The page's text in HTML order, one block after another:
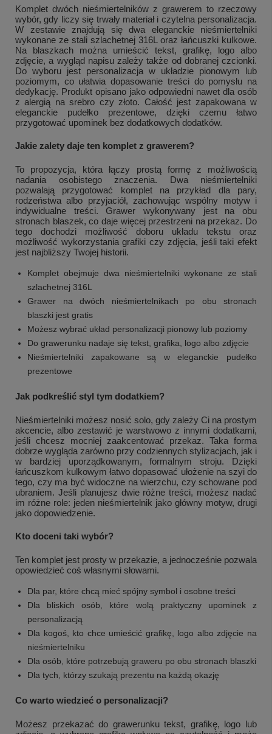
Komplet dwóch nieśmiertelników z grawerem to rzeczowy
wybór, gdy liczy się trwały materiał i czytelna personalizacja.
W zestawie znajdują się dwa eleganckie nieśmiertelniki
wykonane ze stali szlachetnej 316L oraz łańcuszki kulkowe.
Na blaszkach można umieścić tekst, grafikę, logo albo
zdjęcie, a wygląd napisu zależy także od dobranej czcionki.
Do wyboru jest personalizacja w układzie pionowym lub
poziomym, co ułatwia dopasowanie treści do pomysłu na
dedykację. Produkt opisano jako odpowiedni nawet dla osób
z alergią na srebro czy złoto. Całość jest zapakowana w
eleganckie pudełko prezentowe, dzięki czemu łatwo
przygotować upominek bez dodatkowych dodatków.
Jakie zalety daje ten komplet z grawerem?
To propozycja, która łączy prostą formę z możliwością
nadania osobistego znaczenia. Dwa nieśmiertelniki
pozwalają przygotować komplet na przykład dla pary,
rodzeństwa albo przyjaciół, zachowując wspólny motyw i
indywidualne treści. Grawer wykonywany jest na obu
stronach blaszek, co daje więcej przestrzeni na przekaz. Do
tego dochodzi możliwość doboru układu tekstu oraz
możliwość wykorzystania grafiki czy zdjęcia, jeśli taki efekt
jest najbliższy Twojej historii.
Komplet obejmuje dwa nieśmiertelniki wykonane ze stali
szlachetnej 316L
Grawer na dwóch nieśmiertelnikach po obu stronach
blaszki jest gratis
Możesz wybrać układ personalizacji pionowy lub poziomy
Do grawerunku nadaje się tekst, grafika, logo albo zdjęcie
Nieśmiertelniki zapakowane są w eleganckie pudełko
prezentowe
Jak podkreślić styl tym dodatkiem?
Nieśmiertelniki możesz nosić solo, gdy zależy Ci na prostym
akcencie, albo zestawić je warstwowo z innymi dodatkami,
jeśli chcesz mocniej zaakcentować przekaz. Taka forma
dobrze wygląda zarówno przy codziennych stylizacjach, jak i
w bardziej uporządkowanym, formalnym stroju. Dzięki
łańcuszkom kulkowym łatwo dopasować ułożenie na szyi do
tego, czy ma być widoczne na wierzchu, czy schowane pod
ubraniem. Jeśli planujesz dwie różne treści, możesz nadać
im różne role: jeden nieśmiertelnik jako główny motyw, drugi
jako dopowiedzenie.
Kto doceni taki wybór?
Ten komplet jest prosty w przekazie, a jednocześnie pozwala
opowiedzieć coś własnymi słowami.
Dla par, które chcą mieć spójny symbol i osobne treści
Dla bliskich osób, które wolą praktyczny upominek z
personalizacją
Dla kogoś, kto chce umieścić grafikę, logo albo zdjęcie na
nieśmiertelniku
Dla osób, które potrzebują graweru po obu stronach blaszki
Dla tych, którzy szukają prezentu na każdą okazję
Co warto wiedzieć o personalizacji?
Możesz przekazać do grawerunku tekst, grafikę, logo lub